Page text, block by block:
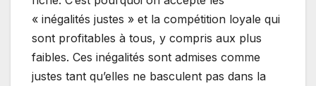
« inégalités justes » et la compétition loyale qui
sont profitables à tous, y compris aux plus
faibles. Ces inégalités sont admises comme
justes tant qu’elles ne basculent pas dans la